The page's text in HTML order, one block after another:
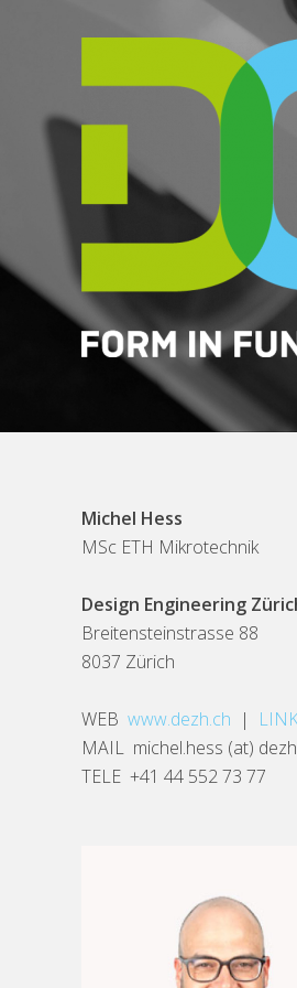
Michel Hess
MSc ETH Mikrotechnik
Design Engineering
Breitensteinstrasse 88
8037 Zürich
WEB www.dezh.ch |
MAIL michel.hess (at)
TELE +41 44 552 73 77